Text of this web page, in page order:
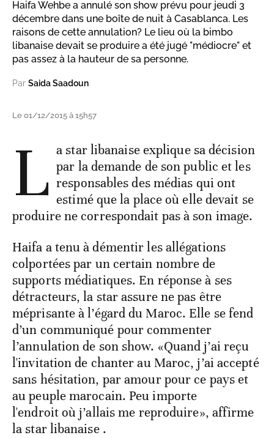
Haifa Wehbe a annulé son show prévu pour jeudi 3
décembre dans une boîte de nuit à Casablanca. Les
raisons de cette annulation? Le lieu où la bimbo
libanaise devait se produire a été jugé "médiocre" et
pas assez à la hauteur de sa personne.
Par Saida Saadoun
Le 01/12/2015 à 15h57
L a star libanaise explique sa décision
par la demande de son public et les
responsables des médias qui ont
estimé que la place où elle devait se
produire ne correspondait pas à son image.
Haifa a tenu à démentir les allégations
colportées par un certain nombre de
supports médiatiques. En réponse à ses
détracteurs, la star assure ne pas être
méprisante à l’égard du Maroc. Elle se fend
d’un communiqué pour commenter
l’annulation de son show. «Quand j’ai reçu
l'invitation de chanter au Maroc, j’ai accepté
sans hésitation, par amour pour ce pays et
au peuple marocain. Peu importe
l'endroit où j’allais me reproduire», affirme
la star libanaise .